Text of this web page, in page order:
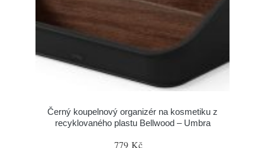
Černý koupelnový organizér na kosmetiku z
recyklovaného plastu Bellwood – Umbra
779 Kč